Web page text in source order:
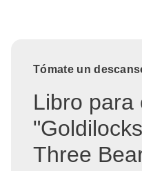
Tómate un
Libro para
Three